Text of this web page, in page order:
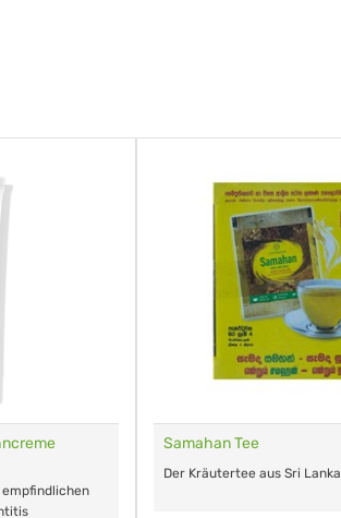
empfindlichen
Samahan Tee
Der Kräutertee aus Sri Lanka